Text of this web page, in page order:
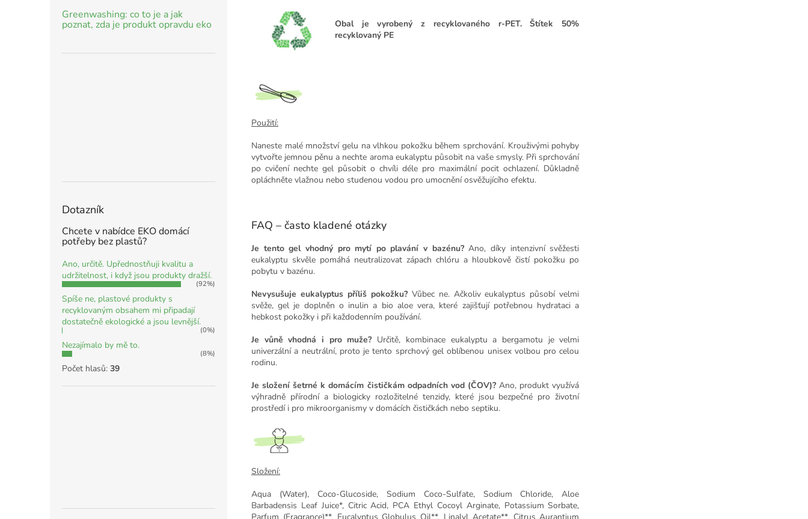
Greenwashing: co to je a jak
poznat, zda je produkt opravdu eko
Dotazník
Chcete v nabídce EKO domácí
potřeby bez plastů?
Ano, určitě. Upřednostňuji kvalitu a
udržitelnost, i když jsou produkty dražší.
(92%)
Spíše ne, plastové produkty s
recyklovaným obsahem mi připadají
dostatečně ekologické a jsou levnější.
(0%)
Nezajímalo by mě to.
(8%)
Počet hlasů: 39
Obal je vyrobený z recyklovaného r-PET. Štítek 50%
recyklovaný PE
Použití:
Naneste malé množství gelu na vlhkou pokožku během sprchování. Krouživými pohyby
vytvořte jemnou pěnu a nechte aroma eukalyptu působit na vaše smysly. Při sprchování
po cvičení nechte gel působit o chvíli déle pro maximální pocit ochlazení. Důkladně
opláchněte vlažnou nebo studenou vodou pro umocnění osvěžujícího efektu.
FAQ – často kladené otázky
Je tento gel vhodný pro mytí po plavání v bazénu?Ano, díky intenzivní svěžesti
eukalyptu skvěle pomáhá neutralizovat zápach chlóru a hloubkově čistí pokožku po
pobytu v bazénu.
Nevysušuje eukalyptus příliš pokožku?Vůbec ne. Ačkoliv eukalyptus působí velmi
svěže, gel je doplněn o inulin a bio aloe vera, které zajišťují potřebnou hydrataci a
hebkost pokožky i při každodenním používání.
Je vůně vhodná i pro muže?Určitě, kombinace eukalyptu a bergamotu je velmi
univerzální a neutrální, proto je tento sprchový gel oblíbenou unisex volbou pro celou
rodinu.
Je složení šetrné k domácím čističkám odpadních vod (ČOV)?Ano, produkt využívá
výhradně přírodní a biologicky rozložitelné tenzidy, které jsou bezpečné pro životní
prostředí i pro mikroorganismy v domácích čističkách nebo septiku.
Složení:
Aqua (Water), Coco-Glucoside, Sodium Coco-Sulfate, Sodium Chloride, Aloe
Barbadensis Leaf Juice*, Citric Acid, PCA Ethyl Cocoyl Arginate, Potassium Sorbate,